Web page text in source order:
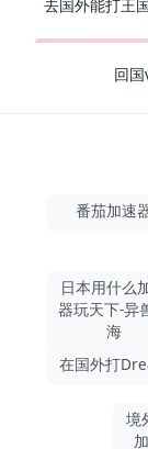
回
番茄加速
日本用什么
器玩天下-异
海
在国外打
境